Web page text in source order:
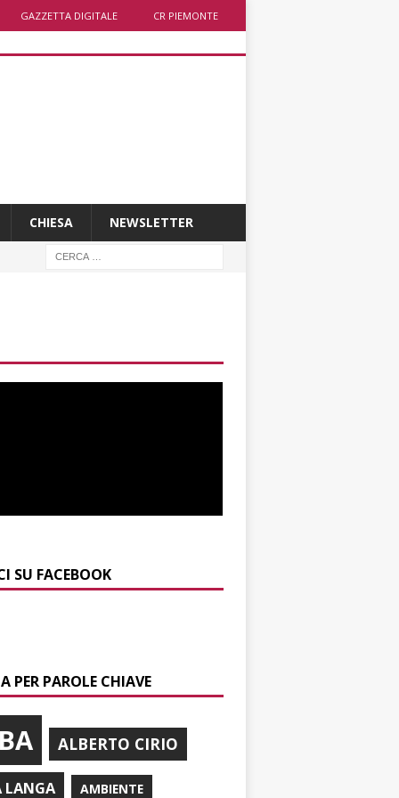
GAZZETTA DIGITALE CR PIEMONTE
CHIESA NEWSLETTER
SU FACEBOOK
PER PAROLE CHIAVE
ALBERTO CIRIO
LANGA AMBIENTE